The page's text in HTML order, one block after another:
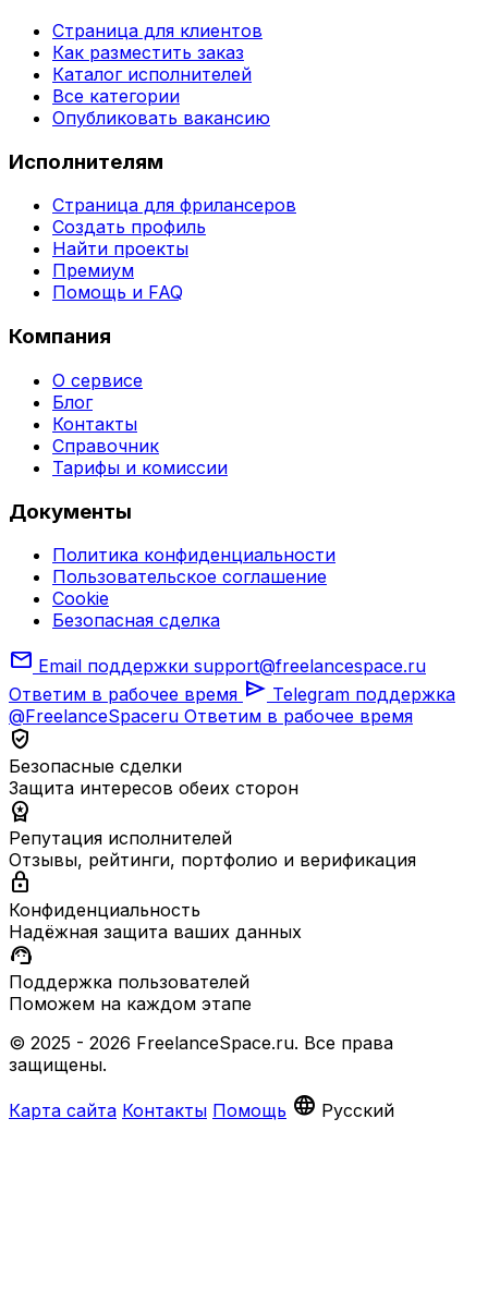
Страница для клиентов
Как разместить заказ
Каталог исполнителей
Все категории
Опубликовать вакансию
Исполнителям
Страница для фрилансеров
Создать профиль
Найти проекты
Премиум
Помощь и FAQ
Компания
О сервисе
Блог
Контакты
Справочник
Тарифы и комиссии
Документы
Политика конфиденциальности
Пользовательское соглашение
Cookie
Безопасная сделка
mail Email поддержки support@freelancespace.ru
Ответим в рабочее время send Telegram поддержка
@FreelanceSpaceru Ответим в рабочее время
verified_user
Безопасные сделки
Защита интересов обеих сторон
workspace_premium
Репутация исполнителей
Отзывы, рейтинги, портфолио и верификация
lock
Конфиденциальность
Надёжная защита ваших данных
support_agent
Поддержка пользователей
Поможем на каждом этапе
© 2025 - 2026 FreelanceSpace.ru. Все права
защищены.
Карта сайта Контакты Помощь language Русский